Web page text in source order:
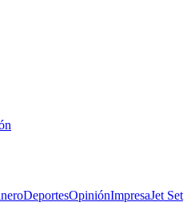
DeportesOpiniónImpresaJet Set